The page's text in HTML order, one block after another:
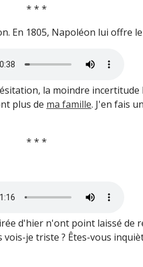
* * *
En 1805, Napoléon lui offre
la moindre
plus de ma famille. J'en fais
* * *
d'hier n'ont point laissé de
je triste ? Êtes-vous